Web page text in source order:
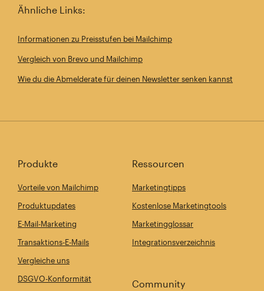
Ähnliche Links:
Informationen zu Preisstufen bei Mailchimp
Vergleich von Brevo und Mailchimp
Wie du die Abmelderate für deinen Newsletter senken kannst
Produkte
Vorteile von Mailchimp
Produktupdates
E-Mail-Marketing
Transaktions-E-Mails
Vergleiche uns
DSGVO-Konformität
Ressourcen
Marketingtipps
Kostenlose Marketingtools
Marketingglossar
Integrationsverzeichnis
Community